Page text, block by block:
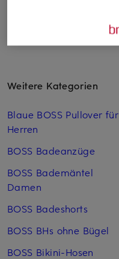
Weitere Kategorien
Blaue BOSS Pullover für
Herren
BOSS Badeanzüge
BOSS Bademäntel
Damen
BOSS Badeshorts
BOSS BHs ohne Bügel
BOSS Bikini-Hosen